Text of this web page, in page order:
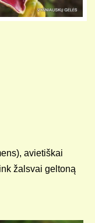
avietiškai
žalsvai geltoną